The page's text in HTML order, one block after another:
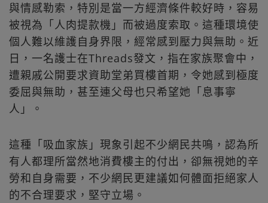
與情感勒索，特別是當一方經濟條件較好時，容易
被視為「人肉提款機」而被過度索取。這種環境使
個人難以維護自身界限，經常感到壓力與無助。近
日，一名護士在Threads發文，指在家族聚會中，
遭親戚公開要求資助堂弟買樓首期，令她感到極度
委屈與無助，甚至連父母也只希望她「息事寧
人」。
這種「吸血家族」現象引起不少網民共鳴，認為所
有人都理所當然地消費樓主的付出，卻無視她的辛
勞和自身需要，不少網民更建議如何體面拒絕家人
的不合理要求，堅守立場。